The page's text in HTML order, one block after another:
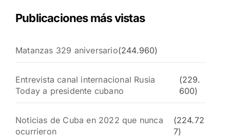
Publicaciones más vistas
Matanzas 329 aniversario(244.960)
Entrevista canal internacional Rusia
Today a presidente cubano
(229.
600)
Noticias de Cuba en 2022 que nunca
ocurrieron
(224.72
7)